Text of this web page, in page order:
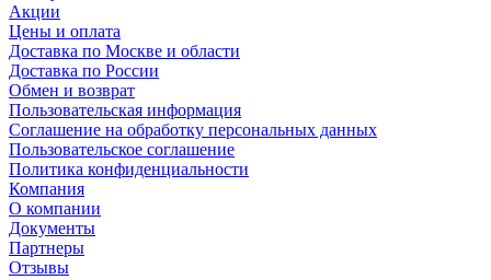
Акции
Цены и оплата
Доставка по Москве и области
Доставка по России
Обмен и возврат
Пользовательская информация
Соглашение на обработку персональных данных
Пользовательское соглашение
Политика конфиденциальности
Компания
О компании
Документы
Партнеры
Отзывы